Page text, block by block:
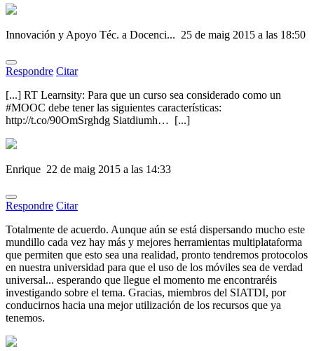
Innovación y Apoyo Téc. a Docenci... 25 de maig 2015 a las 18:50
Respondre Citar
[...] RT Learnsity: Para que un curso sea considerado como un
#MOOC debe tener las siguientes características:
http://t.co/90OmSrghdg Siatdiumh… [...]
Enrique 22 de maig 2015 a las 14:33
Respondre Citar
Totalmente de acuerdo. Aunque aún se está dispersando mucho este
mundillo cada vez hay más y mejores herramientas multiplataforma
que permiten que esto sea una realidad, pronto tendremos protocolos
en nuestra universidad para que el uso de los móviles sea de verdad
universal... esperando que llegue el momento me encontraréis
investigando sobre el tema. Gracias, miembros del SIATDI, por
conducirnos hacia una mejor utilización de los recursos que ya
tenemos.